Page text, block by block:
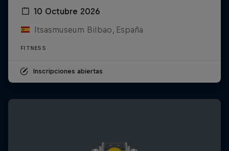
10 Octubre 2026
Itsasmuseum Bilbao, España
FITNESS
Inscripciones abiertas